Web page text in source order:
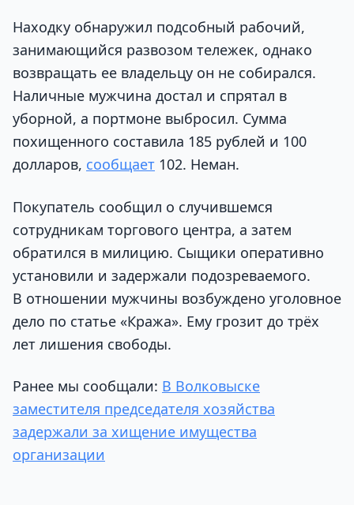
Находку обнаружил подсобный рабочий,
занимающийся развозом тележек, однако
возвращать ее владельцу он не собирался.
Наличные мужчина достал и спрятал в
уборной, а портмоне выбросил. Сумма
похищенного составила 185 рублей и 100
долларов, сообщает 102. Неман.
Покупатель сообщил о случившемся
сотрудникам торгового центра, а затем
обратился в милицию. Сыщики оперативно
установили и задержали подозреваемого.
В отношении мужчины возбуждено уголовное
дело по статье «Кража». Ему грозит до трёх
лет лишения свободы.
Ранее мы сообщали: В Волковыске
заместителя председателя хозяйства
задержали за хищение имущества
организации